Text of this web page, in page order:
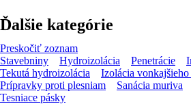
Ďalšie kategórie
Preskočiť zoznam
Stavebniny
Hydroizolácia Penetrácie
Tekutá hydroizolácia
Izolácia
Prípravky proti plesniam
Sanácia muriva
Tesniace pásky